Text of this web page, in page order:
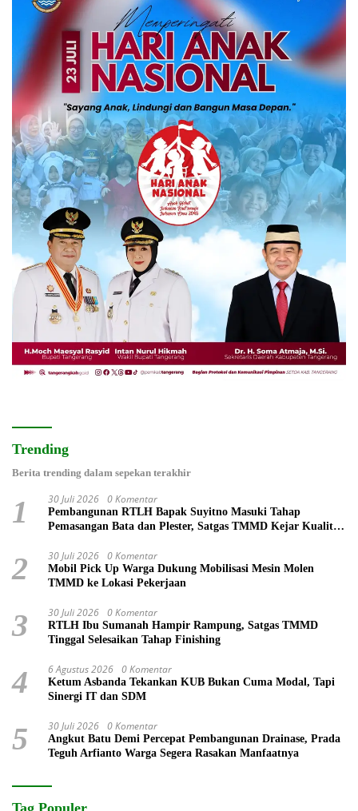
Trending
Berita trending dalam sepekan terakhir
1 30 Juli 2026 0 Komentar
Pembangunan RTLH Bapak Suyitno Masuki Tahap
Pemasangan Bata dan Plester, Satgas TMMD Kejar Kualitas
2 30 Juli 2026 0 Komentar
Mobil Pick Up Warga Dukung Mobilisasi Mesin Molen
TMMD ke Lokasi Pekerjaan
3 30 Juli 2026 0 Komentar
RTLH Ibu Sumanah Hampir Rampung, Satgas TMMD
Tinggal Selesaikan Tahap Finishing
4 6 Agustus 2026 0 Komentar
Ketum Asbanda Tekankan KUB Bukan Cuma Modal, Tapi
Sinergi IT dan SDM
5 30 Juli 2026 0 Komentar
Angkut Batu Demi Percepat Pembangunan Drainase, Prada
Teguh Arfianto Warga Segera Rasakan Manfaatnya
Tag Populer